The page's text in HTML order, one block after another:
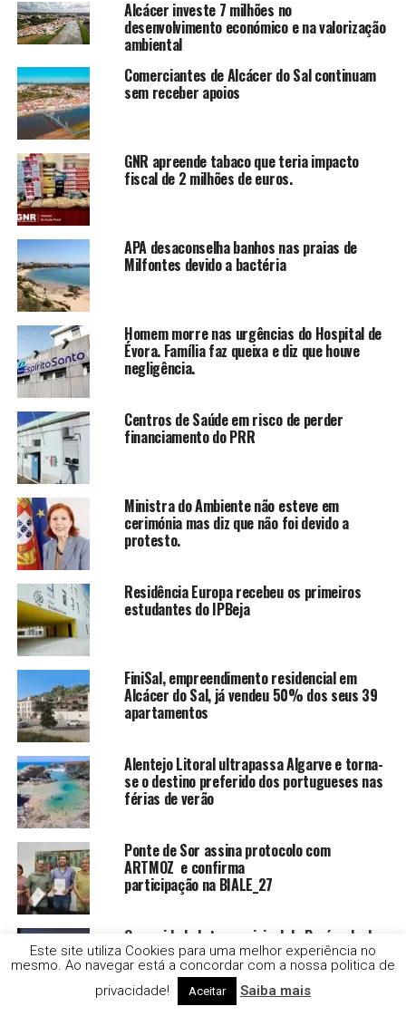
Alcácer investe 7 milhões no
desenvolvimento económico e na valorização
ambiental
Comerciantes de Alcácer do Sal continuam
sem receber apoios
GNR apreende tabaco que teria impacto
fiscal de 2 milhões de euros.
APA desaconselha banhos nas praias de
Milfontes devido a bactéria
Homem morre nas urgências do Hospital de
Évora. Família faz queixa e diz que houve
negligência.
Centros de Saúde em risco de perder
financiamento do PRR
Ministra do Ambiente não esteve em
cerimónia mas diz que não foi devido a
protesto.
Residência Europa recebeu os primeiros
estudantes do IPBeja
FiniSal, empreendimento residencial em
Alcácer do Sal, já vendeu 50% dos seus 39
apartamentos
Alentejo Litoral ultrapassa Algarve e torna-
se o destino preferido dos portugueses nas
férias de verão
Ponte de Sor assina protocolo com
ARTMOZ e confirma
participação na BIALE_27
Comunidade Intermunicipal da Península de
Setúbal apresenta estudo.
Este site utiliza Cookies para uma melhor experiência no
mesmo. Ao navegar está a concordar com a nossa politica de
privacidade!
Aceitar Saiba mais